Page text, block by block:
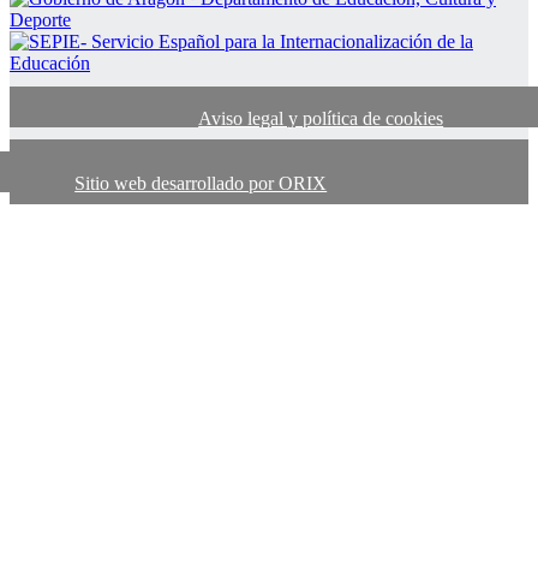
Aviso legal y política de cookies
Sitio web desarrollado por ORIX